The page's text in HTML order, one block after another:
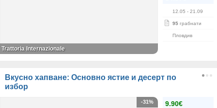
12.05 - 21.09
95 грабнати
Пловдив
Trattoria Internazionale
Вкусно хапване: Основно ястие и десерт по
избор
9.90€
-31%